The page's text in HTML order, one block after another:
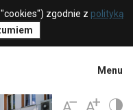
zgodnie z polityką
Menu